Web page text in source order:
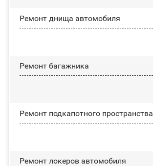
Ремонт днища автомобиля
Ремонт багажника
Ремонт подкапотного пространства
Ремонт лoĸepoв автомобиля